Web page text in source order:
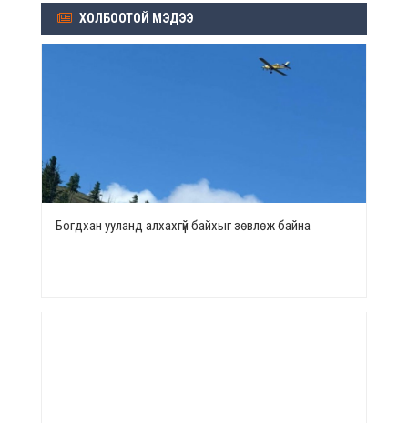
ХОЛБООТОЙ МЭДЭЭ
Богдхан ууланд алхахгүй байхыг зөвлөж байна